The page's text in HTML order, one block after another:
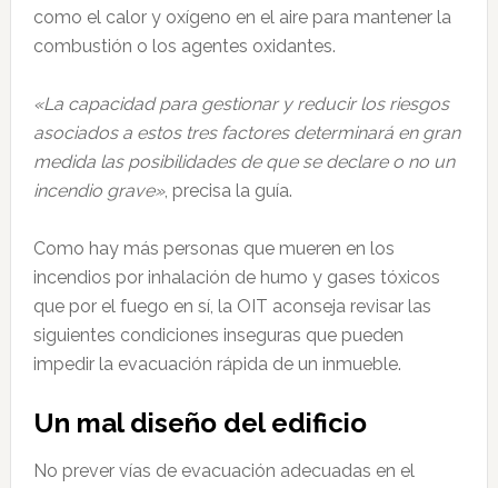
como el calor y oxígeno en el aire para mantener la
combustión o los agentes oxidantes.
«La capacidad para gestionar y reducir los riesgos
asociados a estos tres factores determinará en gran
medida las posibilidades de que se declare o no un
incendio grave», precisa la guía.
Como hay más personas que mueren en los
incendios por inhalación de humo y gases tóxicos
que por el fuego en sí, la OIT aconseja revisar las
siguientes condiciones inseguras que pueden
impedir la evacuación rápida de un inmueble.
Un mal diseño del edificio
No prever vías de evacuación adecuadas en el